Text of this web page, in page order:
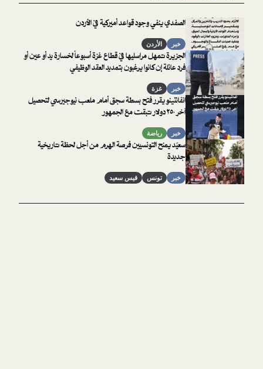
الصفدي ينفي وجود قواعد أميركية في الأردن
خبر الأردن
الجزيرة تمهل مراسليها في قطاع غزة أسبوعاً لخسارة يد أو عين أو
فرد عائلة إن كانوا يرغبون بتمديد العقد الوظيفي
خبر غزة
انفانتينو يقرر فتح بسطة سجق أمام ملعب نيوجيرسي لتحصيل
خبر رياضة
سعيّد يمنح التونسيين فرصة الهرم من أجل لحظة تاريخية
جديدة
خبر تونس قيس سعيد